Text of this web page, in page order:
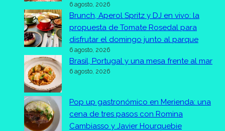
6 agosto, 2026
Brunch, Aperol Spritz y DJ en vivo: la
propuesta de Tomate Rosedal para
disfrutar el domingo junto al parque
6 agosto, 2026
Brasil, Portugal y una mesa frente al mar
6 agosto, 2026
Pop up gastronómico en Merienda: una
cena de tres pasos con Romina
Cambiasso y Javier Hourquebie